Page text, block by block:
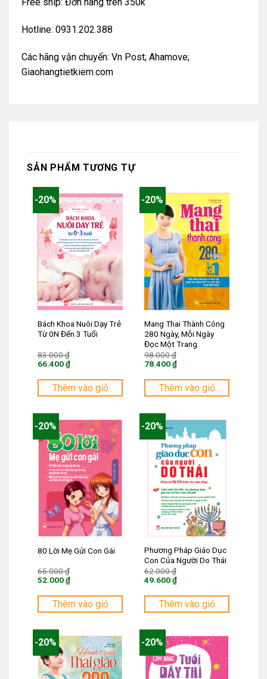
Hotline: 0931.202.388
Các hãng vận chuyển: Vn Post; Ahamove;
Giaohangtietkiem.com
SẢN PHẨM TƯƠNG TỰ
-20%
Bách Khoa Nuôi Dạy Trẻ
Từ 0N Đến 3 Tuổi
83.000₫
83.000 ₫.
66.400₫
hiện
là:
Thêm vào giỏ
-20%
Mang Thai Thành Công
280 Ngày, Mỗi Ngày
Đọc Một Trang.
98.000₫
98.000 ₫.
78.400₫
hiện
là:
Thêm vào giỏ
-20%
80 Lời Mẹ Gửi Con Gái
65.000₫
65.000 ₫.
52.000₫
hiện
là:
Thêm vào giỏ
-20%
Phương Pháp Giáo Dục
Con Của Người Do Thái
62.000₫
62.000 ₫.
49.600₫
hiện
là:
Thêm vào giỏ
-20% -20%